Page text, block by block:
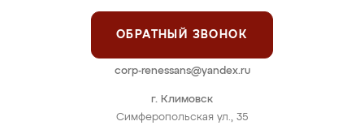
г. Климовск
Симферопольская ул., 35
ОБРАТНЫЙ ЗВОНОК
corp-renessans@yandex.ru